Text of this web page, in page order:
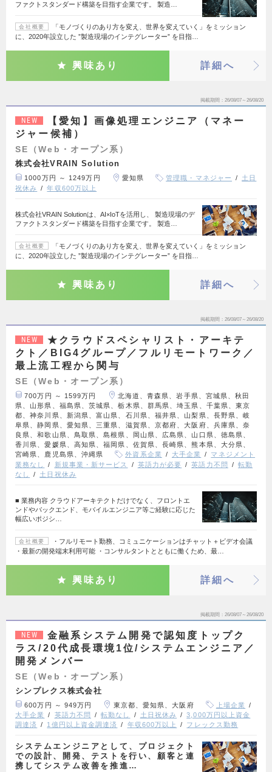
ファクトスタンダード構築を目指す企業です。 製造…
会社概要
「モノづくりのあり方を変え、世界を変えていく」をミッション
に、2020年設立した ”製造現場のインテグレーター” を目指…
興味あり 詳細へ
掲載期間 26/08/07～26/08/20
NEW
【愛知】画像処理エンジニア（マネー
ジャー候補）
SE（Web・オープン系）
株式会社VRAIN Solution
1000万円 ～ 1249万円 愛知県 管理職・マネジャー
土日
祝休み
年収600万以上
株式会社VRAIN Solutionは、AI×IoTを活用し、 製造現場のデ
ファクトスタンダード構築を目指す企業です。 製造…
会社概要
「モノづくりのあり方を変え、世界を変えていく」をミッション
に、2020年設立した ”製造現場のインテグレーター” を目指…
興味あり 詳細へ
掲載期間 26/08/07～26/08/20
NEW
★クラウドスペシャリスト・アーキテ
クト／BIG4グループ／フルリモートワーク／
最上流工程から関与
SE（Web・オープン系）
700万円 ～ 1599万円
北海道、青森県、岩手県、宮城県、秋田
県、山形県、福島県、茨城県、栃木県、群馬県、埼玉県、千葉県、東京
都、神奈川県、新潟県、富山県、石川県、福井県、山梨県、長野県、岐
阜県、静岡県、愛知県、三重県、滋賀県、京都府、大阪府、兵庫県、奈
良県、和歌山県、鳥取県、島根県、岡山県、広島県、山口県、徳島県、
香川県、愛媛県、高知県、福岡県、佐賀県、長崎県、熊本県、大分県、
宮崎県、鹿児島県、沖縄県
外資系企業 大手企業
マネジメント
業務なし
新規事業・新サービス 英語力が必要 英語力不問
転勤
なし
土日祝休み
■ 業務内容 クラウドアーキテクトだけでなく、フロントエ
ンドやバックエンド、モバイルエンジニア等ご経験に応じた
幅広いポジシ…
会社概要
・フルリモート勤務、コミュニケーションはチャット＋ビデオ会議
・最新の開発端末利用可能 ・コンサルタントとともに働くため、最…
興味あり 詳細へ
掲載期間 26/08/07～26/08/20
NEW
金融系システム開発で認知度トップク
ラス/20代成長環境1位/システムエンジニア／
開発メンバー
SE（Web・オープン系）
シンプレクス株式会社
600万円 ～ 949万円 東京都、愛知県、大阪府
上場企業
大手企業
英語力不問 転勤なし 土日祝休み
3,000万円以上資金
調達済
1億円以上資金調達済 年収600万以上 フレックス勤務
システムエンジニアとして、プロジェクト
での設計、開発、テストを行い、顧客と連
携してシステム改善を推進…